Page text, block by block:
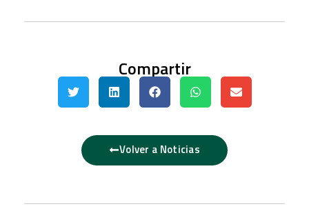
Compartir
Volver a Noticias